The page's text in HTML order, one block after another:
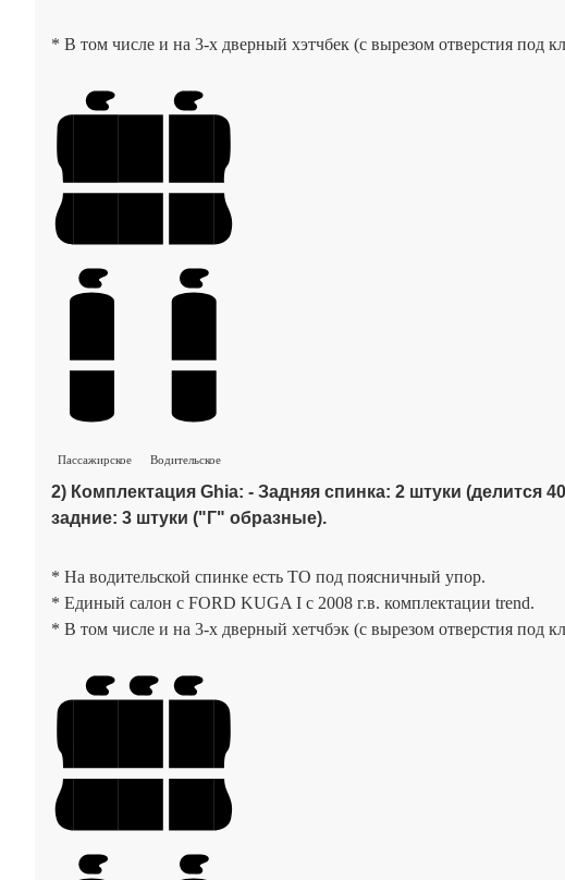
* В том числе и на 3-х дверный хэтчбек (с вырезом отверстия под
Пассажирское Водительское
2) Комплектация Ghia: - Задняя спинка: 2 штуки (делится
задние: 3 штуки ("Г" образные).
* На водительской спинке есть ТО под поясничный упор.
* Единый салон с FORD KUGA I с 2008 г.в. комплектации trend.
* В том числе и на 3-х дверный хетчбэк (с вырезом отверстия под